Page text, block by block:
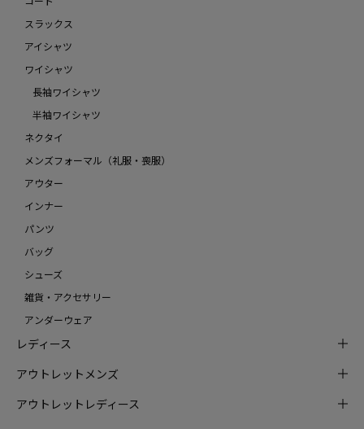
スラックス
アイシャツ
ワイシャツ
長袖ワイシャツ
半袖ワイシャツ
ネクタイ
メンズフォーマル（礼服・喪服）
アウター
インナー
パンツ
バッグ
シューズ
雑貨・アクセサリー
アンダーウェア
レディース
アウトレットメンズ
アウトレットレディース